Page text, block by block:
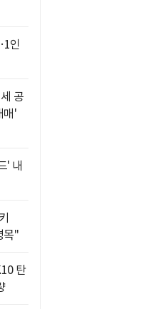
인
공
매'
' 내
목"
탄